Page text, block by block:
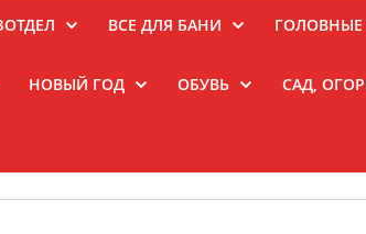
ВСЕ ДЛЯ БАНИ
НОВЫЙ ГОД ОБУВЬ САД,